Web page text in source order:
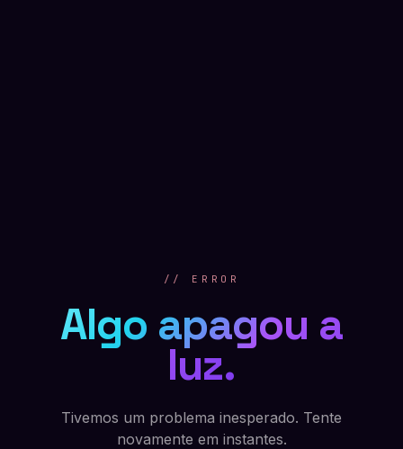
// ERROR
Algo apagou a
luz.
Tivemos um problema inesperado. Tente
novamente em instantes.